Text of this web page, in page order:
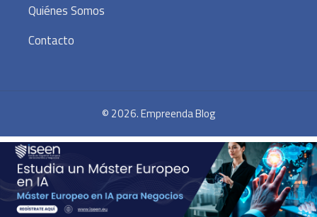
Quiénes Somos
Contacto
© 2026. Empreenda Blog